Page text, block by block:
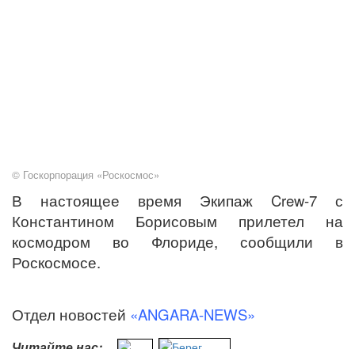
© Госкорпорация «Роскосмос»
В настоящее время Экипаж Crew-7 с
Константином Борисовым прилетел на
космодром во Флориде, сообщили в
Роскосмосе.
Отдел новостей «ANGARA-NEWS»